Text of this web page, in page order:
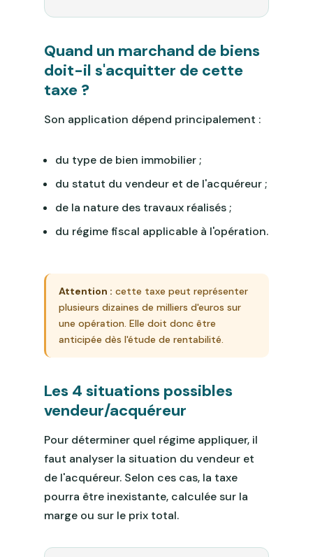
Quand un marchand de biens
doit-il s'acquitter de cette
taxe ?
Son application dépend principalement :
du type de bien immobilier ;
du statut du vendeur et de l'acquéreur ;
de la nature des travaux réalisés ;
du régime fiscal applicable à l'opération.
Attention : cette taxe peut représenter
plusieurs dizaines de milliers d'euros sur
une opération. Elle doit donc être
anticipée dès l'étude de rentabilité.
Les 4 situations possibles
vendeur/acquéreur
Pour déterminer quel régime appliquer, il
faut analyser la situation du vendeur et
de l'acquéreur. Selon ces cas, la taxe
pourra être inexistante, calculée sur la
marge ou sur le prix total.